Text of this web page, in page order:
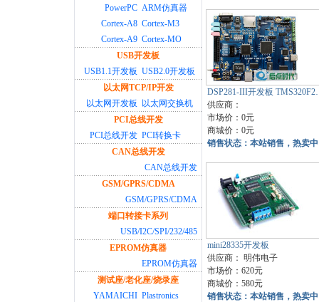
PowerPC ARM仿真器
Cortex-A8 Cortex-M3
Cortex-A9 Cortex-MO
USB开发板
USB1.1开发板 USB2.0开发板
以太网TCP/IP开发
以太网开发板
以太网交换机
PCI总线开发
PCI总线开发 PCI转换卡
CAN总线开发
CAN总线开发
GSM/GPRS/CDMA
GSM/GPRS/CDMA
端口转接卡系列
USB/I2C/SPI/232/485
EPROM仿真器
EPROM仿真器
测试座/老化座/烧录座
YAMAICHI Plastronics
DSP281-III开发板
供应商：
市场价：0元
商城价：0元
销售状态：本站销售，热卖中
mini28335开发板
供应商： 明伟电子
市场价：620元
商城价：580元
销售状态：本站销售，热卖中